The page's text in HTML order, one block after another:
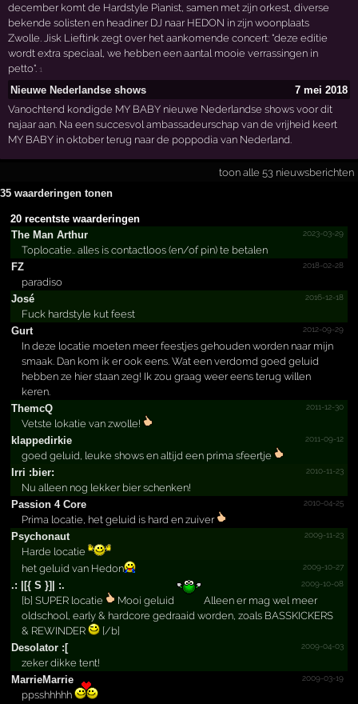
december komt de Hardstyle Pianist, samen met zijn orkest, diverse
bekende solisten en headiner DJ naar HEDON in zijn woonplaats
Zwolle. Jisk Lieftink zegt over het aankomende concert: "deze editie
wordt extra speciaal, we hebben een aantal mooie verrassingen in
petto".1
Nieuwe Nederlandse shows
7 mei 2018
Vanochtend kondigde MY BABY nieuwe Nederlandse shows voor dit
najaar aan. Na een succesvol ambassadeurschap van de vrijheid keert
MY BABY in oktober terug naar de poppodia van Nederland.
toon alle 53 nieuwsberichten
35 waarderingen tonen
20 recentste waarderingen
The Man Arthur
2023-03-29
Toplocatie.. alles is contactloos (en/of pin) te betalen
FZ
2018-02-28
paradiso
José
2016-12-18
Fuck hardstyle kut feest
Gurt
2012-09-29
In deze locatie moeten meer feestjes gehouden worden naar mijn
smaak. Dan kom ik er ook eens. Wat een verdomd goed geluid
hebben ze hier staan zeg! Ik zou graag weer eens terug willen
keren.
ThemcQ
2011-12-30
Vetste lokatie van zwolle!
klappedirkie
2011-09-12
goed geluid, leuke shows en altijd een prima sfeertje
Irri :bier:
2010-11-23
Nu alleen nog lekker bier schenken!
Passion 4 Core
2010-04-25
Prima locatie, het geluid is hard en zuiver
Psychonaut
2009-11-23
Harde locatie
2009-10-27
het geluid van Hedon
.­: |[{ S }]| :.­
2009-10-08
[b] SUPER locatie Mooi geluid
Alleen er mag wel meer
oldschool, early & hardcore gedraaid worden, zoals BASSKICKERS
& REWINDER
[/b]
Desolator :[
2009-04-03
zeker dikke tent!
MarrieMarrie
2009-03-19
ppsshhhhh